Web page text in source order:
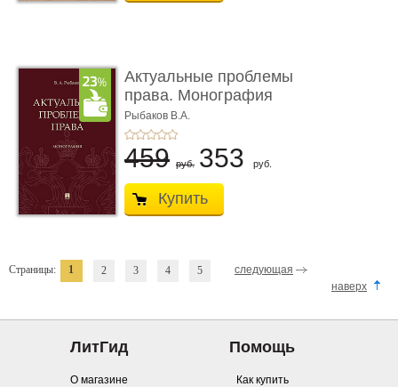
Актуальные проблемы
права. Монография
Рыбаков В.А.
459 руб. 353 руб.
Купить
Страницы: 1 2 3 4 5
следующая
наверх
ЛитГид
О магазине
Помощь
Как купить